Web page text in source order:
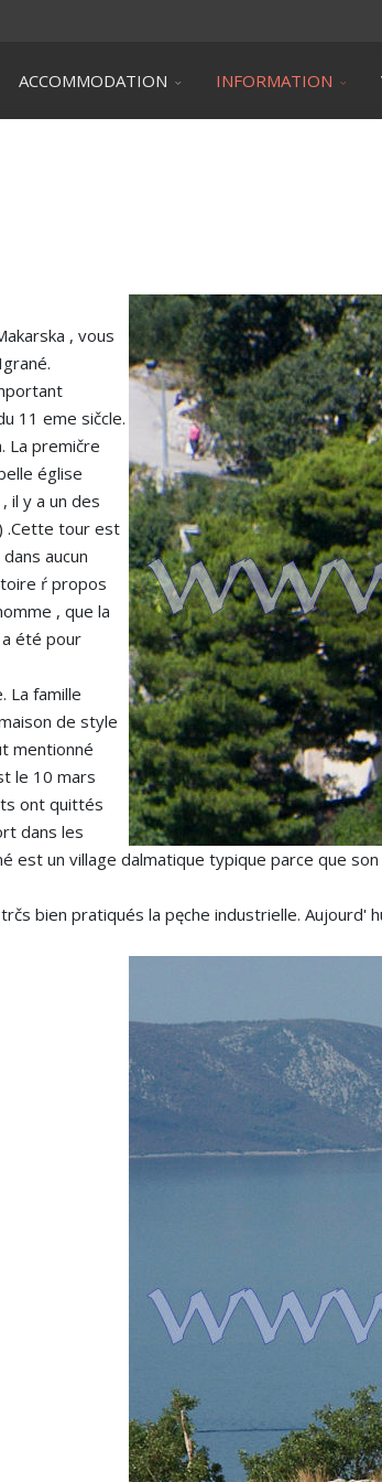
ACCOMMODATION INFORMATION
, vous
11 eme sičcle.
La premičre
église
il y a un des
.Cette tour est
aucun
ŕ propos
, que la
été pour
La famille
de style
mentionné
le 10 mars
ont quittés
dans les
est un village dalmatique typique parce que
bien pratiqués la pęche industrielle.